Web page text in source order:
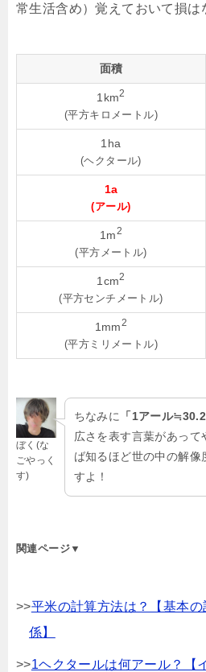
常生活含め）覚えておいて損は
面積
1km2
(平方キロメートル)
1ha
(ヘクタール)
1a
(アール)
1m2
(平方メートル)
1cm2
(平方センチメートル)
1mm2
(平方ミリメートル)
ぼく(な
ごやっく
す)
ちなみに 「1アール
広さを表す言葉があっ
ば知るほど世の中の解
すよ！
関連ページ▼
>>平米の計算方法は？【基本
係】
>>1ヘクタールは何アール？【